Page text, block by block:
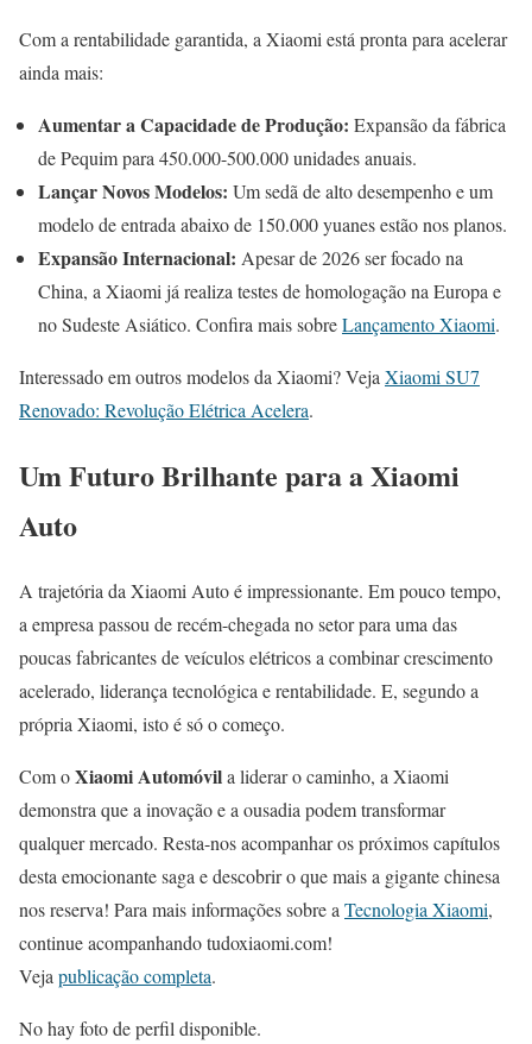
Com a rentabilidade garantida, a Xiaomi está pronta para acelerar
ainda mais:
Aumentar a Capacidade de Produção: Expansão da fábrica
de Pequim para 450.000-500.000 unidades anuais.
Lançar Novos Modelos: Um sedã de alto desempenho e um
modelo de entrada abaixo de 150.000 yuanes estão nos planos.
Expansão Internacional: Apesar de 2026 ser focado na
China, a Xiaomi já realiza testes de homologação na Europa e
no Sudeste Asiático. Confira mais sobreLançamento Xiaomi.
Interessado em outros modelos da Xiaomi? Veja Xiaomi SU7
Renovado: Revolução Elétrica Acelera.
Um Futuro Brilhante para a Xiaomi
Auto
A trajetória da Xiaomi Auto é impressionante. Em pouco tempo,
a empresa passou de recém-chegada no setor para uma das
poucas fabricantes de veículos elétricos a combinar crescimento
acelerado, liderança tecnológica e rentabilidade. E, segundo a
própria Xiaomi, isto é só o começo.
Com oXiaomi Automóvila liderar o caminho, a Xiaomi
demonstra que a inovação e a ousadia podem transformar
qualquer mercado. Resta-nos acompanhar os próximos capítulos
desta emocionante saga e descobrir o que mais a gigante chinesa
nos reserva! Para mais informações sobre a Tecnologia Xiaomi,
continue acompanhando tudoxiaomi.com!
Veja publicação completa.
No hay foto de perfil disponible.